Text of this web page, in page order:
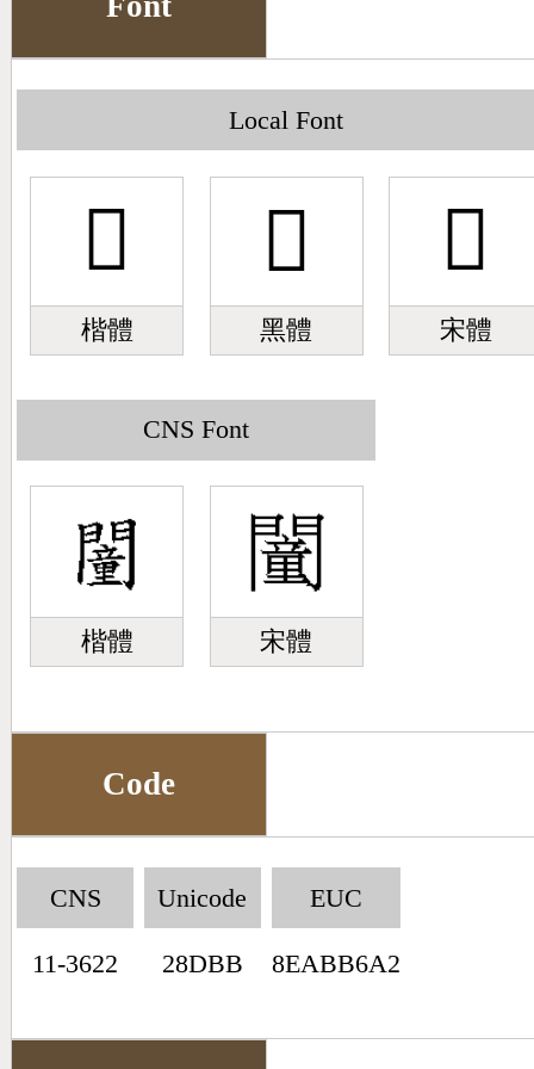
Local Font
𨶻
楷體
𨶻
黑體
𨶻
宋體
CNS Font
楷體 宋體
Code
CNS
11-3622
Unicode
28DBB
EUC
8EABB6A2